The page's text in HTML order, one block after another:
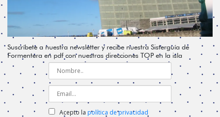
Suscríbete a nuestra newsletter y recibe nuestra Sisterguía de
Formentera en pdf con nuestras direcciones TOP en la isla
Acepto la política de privacidad